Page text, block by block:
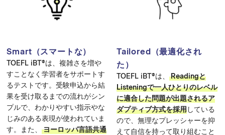
Smart（スマートな）
TOEFL iBT®は、複雑さを増や
すことなく学習者をサポートす
るテストです。受験申込から結
果を受け取るまでの流れがシン
プルで、わかりやすい指示やな
じみのある表現が使われていま
す。また、ヨーロッパ言語共通
Tailored（最適化され
た）
TOEFL iBT®は、 Readingと
Listeningで一人ひとりのレベル
に適合した問題が出題されるア
ダプティブ方式を採用している
ので、無理なプレッシャーを抑
えて自信を持って取り組むこと